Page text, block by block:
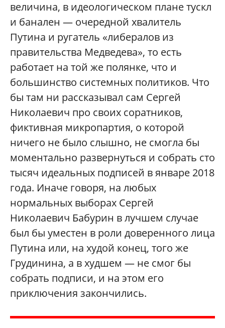
величина, в идеологическом плане тускл
и банален — очередной хвалитель
Путина и ругатель «либералов из
правительства Медведева», то есть
работает на той же полянке, что и
большинство системных политиков. Что
бы там ни рассказывал сам Сергей
Николаевич про своих соратников,
фиктивная микропартия, о которой
ничего не было слышно, не смогла бы
моментально развернуться и собрать сто
тысяч идеальных подписей в январе 2018
года. Иначе говоря, на любых
нормальных выборах Сергей
Николаевич Бабурин в лучшем случае
был бы уместен в роли доверенного лица
Путина или, на худой конец, того же
Грудинина, а в худшем — не смог бы
собрать подписи, и на этом его
приключения закончились.